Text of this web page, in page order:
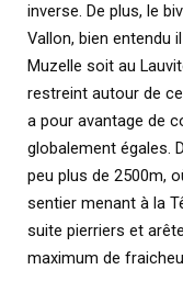
inverse. De plus, le
Vallon, bien entendu
Muzelle soit au
restreint autour de
a pour avantage de
globalement égales.
peu plus de 2500m,
sentier menant à la
suite pierriers et
maximum de